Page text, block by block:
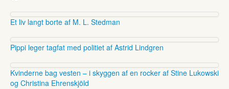
Et liv langt borte af M. L. Stedman
Pippi leger tagfat med politiet af Astrid Lindgren
Kvinderne bag vesten – i skyggen af en rocker af Stine Lukowski
og Christina Ehrenskjöld